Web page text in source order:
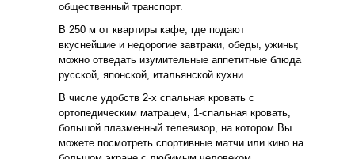
общественный транспорт.
В 250 м от квартиры кафе, где подают
вкуснейшие и недорогие завтраки, обеды, ужины;
можно отведать изумительные аппетитные блюда
русской, японской, итальянcкой кухни
В числе удобств 2-х спальная кровать с
ортопедическим матрацем, 1-спальная кровать,
большой плазменный телевизор, на котором Вы
можете посмотреть спортивные матчи или кино на